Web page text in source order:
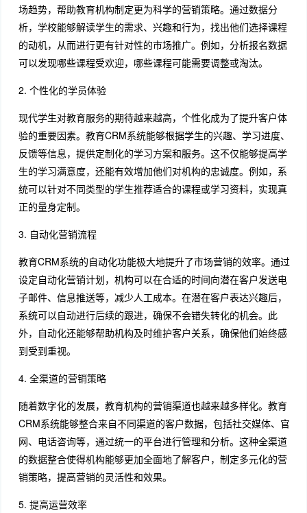
场趋势，帮助教育机构制定更为科学的营销策略。通过数据分
析，学校能够解读学生的需求、兴趣和行为，找出他们选择课程
的动机，从而进行更有针对性的市场推广。例如，分析报名数据
可以发现哪些课程受欢迎，哪些课程可能需要调整或淘汰。
2. 个性化的学员体验
现代学生对教育服务的期待越来越高，个性化成为了提升客户体
验的重要因素。教育CRM系统能够根据学生的兴趣、学习进度、
反馈等信息，提供定制化的学习方案和服务。这不仅能够提高学
生的学习满意度，还能有效增加他们对机构的忠诚度。例如，系
统可以针对不同类型的学生推荐适合的课程或学习资料，实现真
正的量身定制。
3. 自动化营销流程
教育CRM系统的自动化功能极大地提升了市场营销的效率。通过
设定自动化营销计划，机构可以在合适的时间向潜在客户发送电
子邮件、信息推送等，减少人工成本。在潜在客户表达兴趣后，
系统可以自动进行后续的跟进，确保不会错失转化的机会。此
外，自动化还能够帮助机构及时维护客户关系，确保他们始终感
到受到重视。
4. 全渠道的营销策略
随着数字化的发展，教育机构的营销渠道也越来越多样化。教育
CRM系统能够整合来自不同渠道的客户数据，包括社交媒体、官
网、电话咨询等，通过统一的平台进行管理和分析。这种全渠道
的数据整合使得机构能够更加全面地了解客户，制定多元化的营
销策略，提高营销的灵活性和效果。
5. 提高运营效率